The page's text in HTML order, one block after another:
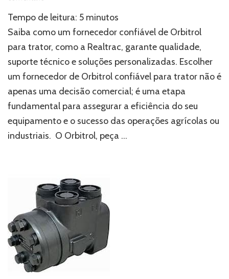
que
escolher
fornecedor
de
orbitrol
confiável
faz
toda
diferença?
Tempo de leitura: 5 minutos
Saiba como um fornecedor confiável de Orbitrol
para trator, como a Realtrac, garante qualidade,
suporte técnico e soluções personalizadas. Escolher
um fornecedor de Orbitrol confiável para trator não é
apenas uma decisão comercial; é uma etapa
fundamental para assegurar a eficiência do seu
equipamento e o sucesso das operações agrícolas ou
industriais. O Orbitrol, peça …